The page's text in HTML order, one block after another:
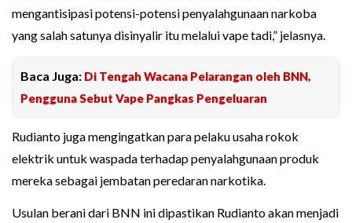
mengantisipasi potensi-potensi penyalahgunaan narkoba
yang salah satunya disinyalir itu melalui vape tadi,” jelasnya.
Baca Juga: Di Tengah Wacana Pelarangan oleh BNN,
Pengguna Sebut Vape Pangkas Pengeluaran
Rudianto juga mengingatkan para pelaku usaha rokok
elektrik untuk waspada terhadap penyalahgunaan produk
mereka sebagai jembatan peredaran narkotika.
Usulan berani dari BNN ini dipastikan Rudianto akan menjadi